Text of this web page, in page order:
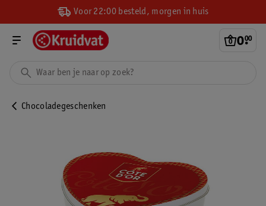
Voor 22:00 besteld, morgen in huis
0.
00
Chocoladegeschenken